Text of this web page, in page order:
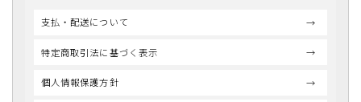
支払・配送について
特定商取引法に基づく表示
個人情報保護方針